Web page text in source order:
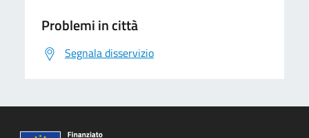
Problemi in città
Segnala disservizio